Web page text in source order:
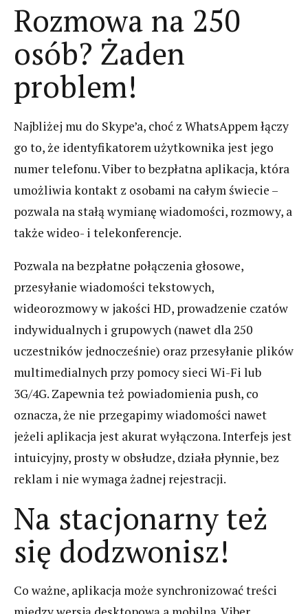
Rozmowa na 250
osób? Żaden
problem!
Najbliżej mu do Skype’a, choć z WhatsAppem łączy
go to, że identyfikatorem użytkownika jest jego
numer telefonu. Viber to bezpłatna aplikacja, która
umożliwia kontakt z osobami na całym świecie –
pozwala na stałą wymianę wiadomości, rozmowy, a
także wideo- i telekonferencje.
Pozwala na bezpłatne połączenia głosowe,
przesyłanie wiadomości tekstowych,
wideorozmowy w jakości HD, prowadzenie czatów
indywidualnych i grupowych (nawet dla 250
uczestników jednocześnie) oraz przesyłanie plików
multimedialnych przy pomocy sieci Wi-Fi lub
3G/4G. Zapewnia też powiadomienia push, co
oznacza, że nie przegapimy wiadomości nawet
jeżeli aplikacja jest akurat wyłączona. Interfejs jest
intuicyjny, prosty w obsłudze, działa płynnie, bez
reklam i nie wymaga żadnej rejestracji.
Na stacjonarny też
się dodzwonisz!
Co ważne, aplikacja może synchronizować treści